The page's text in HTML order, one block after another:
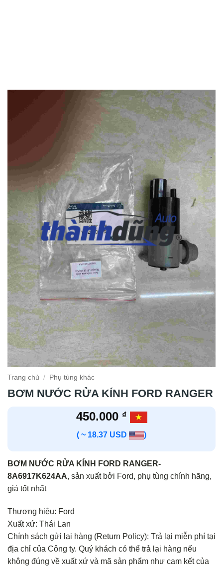
Trang chủ / Phụ tùng khác
BƠM NƯỚC RỬA KÍNH FORD RANGER
450.000 ₫
( ~ 18.37 USD )
BƠM NƯỚC RỬA KÍNH FORD RANGER-
8A6917K624AA, sản xuất bởi Ford, phụ tùng chính hãng,
giá tốt nhất
Thương hiệu: Ford
Xuất xứ: Thái Lan
Chính sách gửi lại hàng (Return Policy): Trả lại miễn phí tại
địa chỉ của Công ty. Quý khách có thể trả lại hàng nếu
không đúng về xuất xứ và mã sản phẩm như cam kết của